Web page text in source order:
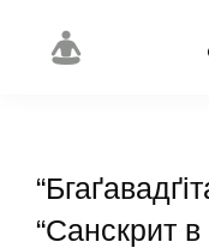
“Санскрит в